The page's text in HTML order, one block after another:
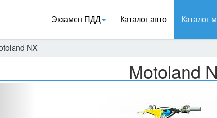
Экзамен ПДД Каталог авто Каталог
NX
Motoland